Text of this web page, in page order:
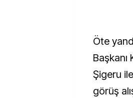
Öte
Başkanı
Şigeru
görüş